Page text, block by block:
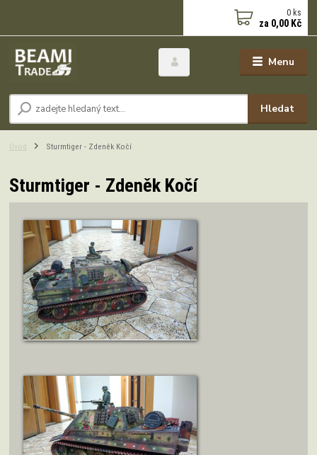
Menu
Hledat
0 ks
za 0,00 Kč
Úvod Sturmtiger - Zdeněk Kočí
Sturmtiger - Zdeněk Kočí
ZOBRAZIT DETAIL